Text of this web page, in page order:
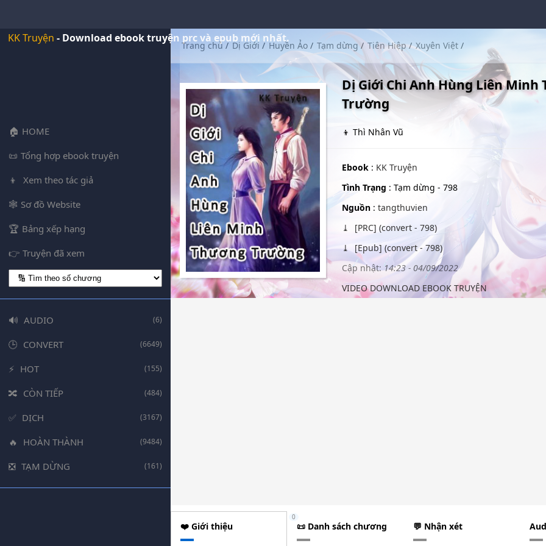
KK Truyện - Download ebook truyện prc và epub mới nhất.
HOME
Tổng hợp ebook truyện
Xem theo tác giả
Sơ đồ Website
Bảng xếp hạng
Truyện đã xem
AUDIO (6)
CONVERT (6649)
HOT (155)
CÒN TIẾP (484)
DỊCH (3167)
HOÀN THÀNH (9484)
TẠM DỪNG (161)
Trang chủ/ Dị Giới / Huyền Ảo / Tạm dừng / Tiên Hiệp/ Xuyên Việt /
Dị Giới Chi Anh Hùng Liên Minh
Trường
👦 Thì Nhân Vũ
Ebook : KK Truyện
Tình Trạng : Tạm dừng - 798
Nguồn: tangthuvien
[PRC] (convert - 798)
[Epub] (convert - 798)
Cập nhật:14:23 - 04/09/2022
VIDEO DOWNLOAD EBOOK TRUYỆN
❤️ Giới thiệu 📜 Danh sách chương
0
💬 Nhận xét